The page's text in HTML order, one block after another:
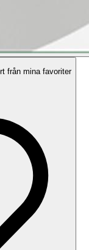
från mina favoriter